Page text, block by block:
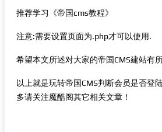
推荐学习《帝国cms教程》
注意:需要设置页面为.php才可以使用.
希望本文所述对大家的帝国CMS建站有所
以上就是玩转帝国CMS判断会员是否登
多请关注魔酷阁其它相关文章！